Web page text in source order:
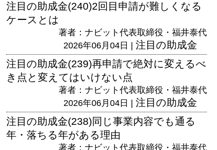
注目の助成金(240)2回目申請が難しくなる
ケースとは
著者：ナビット代表取締役・福井泰代
2026年06月04日 | 注目の助成金
注目の助成金(239)再申請で絶対に変えるべ
き点と変えてはいけない点
著者：ナビット代表取締役・福井泰代
2026年06月04日 | 注目の助成金
注目の助成金(238)同じ事業内容でも通る
年・落ちる年がある理由
著者：ナビット代表取締役・福井泰代